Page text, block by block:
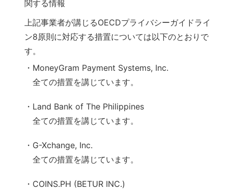
関する情報
上記事業者が講じるOECDプライバシーガイドライ
ン8原則に対応する措置については以下のとおりで
す。
・MoneyGram Payment Systems, Inc.
全ての措置を講じています。
・Land Bank of The Philippines
全ての措置を講じています。
・G-Xchange, Inc.
全ての措置を講じています。
・COINS.PH (BETUR INC.)